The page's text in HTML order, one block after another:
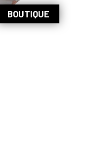
BOUTIQUE